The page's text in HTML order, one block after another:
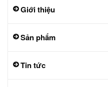
Giới thiệu
Sản phẩm
Tin tức